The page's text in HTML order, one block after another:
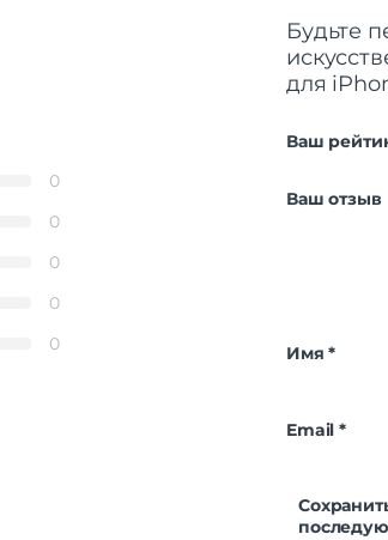
0
0
0
0
0
Будьте
для
Ваш
Ваш отзыв
Имя*
Email*